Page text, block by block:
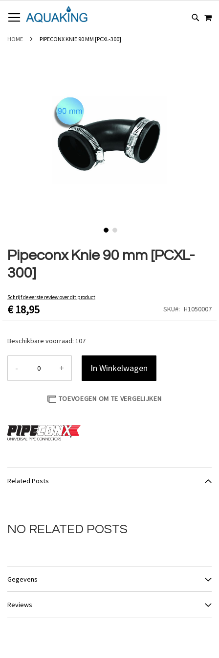
NAAR
DE
HOME PIPECONX KNIE 90 MM [PCXL-300]
Pipeconx Knie 90 mm [PCXL-
300]
Schrijf de eerste review over dit product
€ 18,95 SKU H1050007
Beschikbare voorraad: 107
- + In Winkelwagen
TOEVOEGEN OM TE VERGELIJKEN
naar
het
begin
van
afbeeldingen-
gallerij
Related Posts
NO RELATED POSTS
Gegevens
Reviews